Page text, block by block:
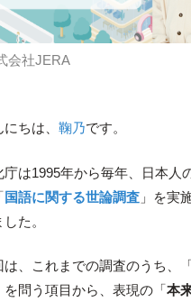
会社JERA
にちは、鞠乃です。
庁は1995年から毎年、日本人
国語に関する世論調査 」を実
た。
は、これまでの調査のうち、
を問う項目から、表現の「本